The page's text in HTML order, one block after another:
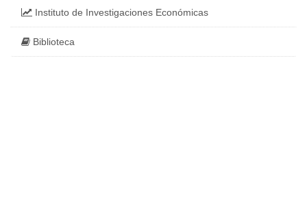
Instituto de Investigaciones Económicas
Biblioteca